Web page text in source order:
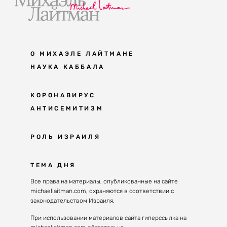
О МИХАЭЛЕ ЛАЙТМАНЕ
НАУКА КАББАЛА
Мудрость каббалы
Каббала сегодня
Великие каббалисты
Духовные состояния
Конгрессы каббалы
Каббалистическая музыка
КОРОНАВИРУС
АНТИСЕМИТИЗМ
Антисемитизм в современном мире
Решение
РОЛЬ ИЗРАИЛЯ
Почему евреи
Израиль сегодня
Избраны служить миру
ТЕМА ДНЯ
Все права на материалы, опубликованные на сайте
michaellaitman.com, охраняются в соответствии с
законодательством Израиля.
При использовании материалов сайта гиперссылка на